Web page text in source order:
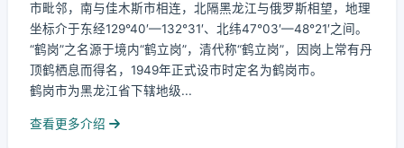
市毗邻，南与佳木斯市相连，北隔黑龙江与俄罗斯相望，地理
坐标介于东经129°40′—132°31′、北纬47°03′—48°21′之间。
“鹤岗”之名源于境内“鹤立岗”，清代称“鹤立岗”，因岗上常有丹
顶鹤栖息而得名，1949年正式设市时定名为鹤岗市。
鹤岗市为黑龙江省下辖地级...
查看更多介绍